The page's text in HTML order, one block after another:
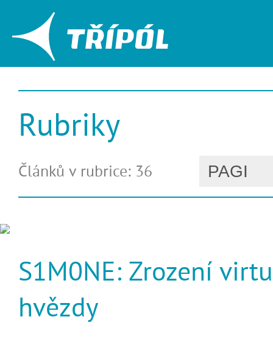
Rubriky
Článků v rubrice: 36
S1M0NE: Zrození
hvězdy